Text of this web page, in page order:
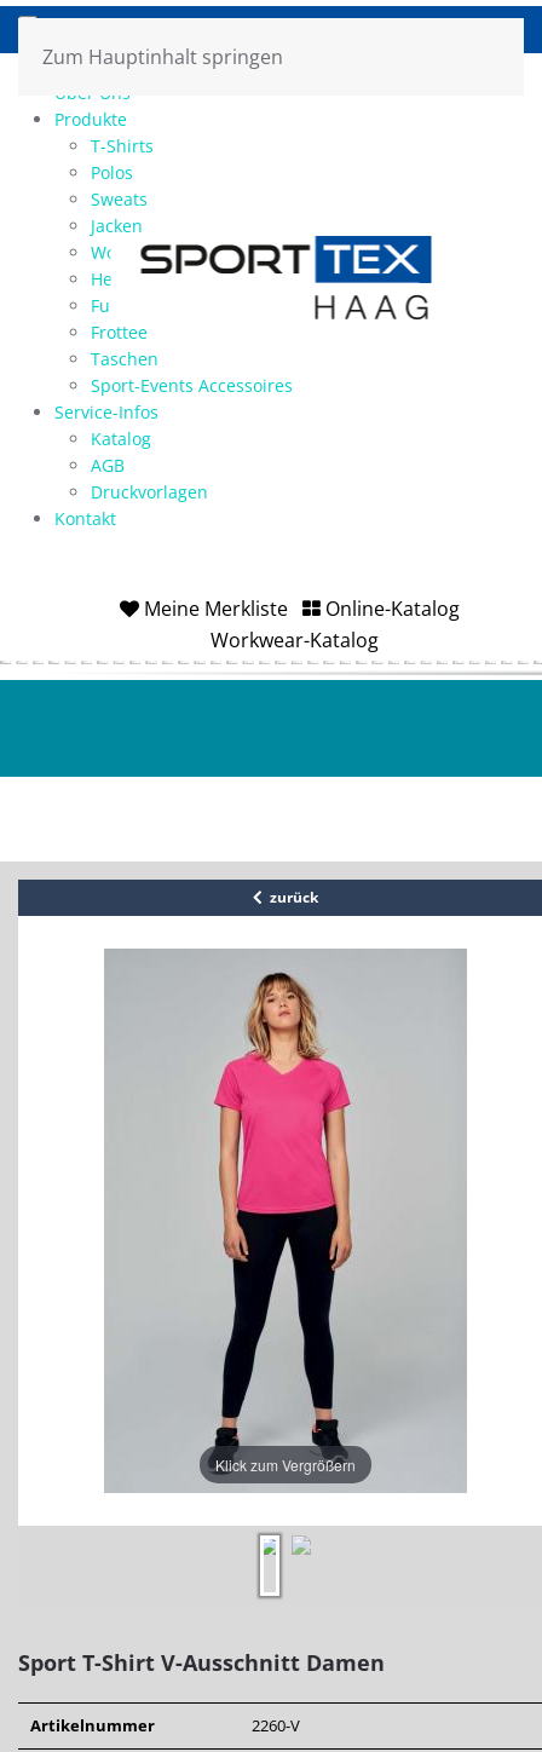
Zum Hauptinhalt springen
Home
Über Uns
Produkte
T-Shirts
Polos
Sweats
Jacken
Workwear
Hemden / Blusen
Funktions-Shirts/Sports
Frottee
Taschen
Sport-Events Accessoires
Service-Infos
Katalog
AGB
Druckvorlagen
Kontakt
Meine Merkliste
Online-Katalog
Workwear-Katalog
zurück
Klick zum Vergrößern
Sport T-Shirt V-Ausschnitt Damen
Artikelnummer 2260-V